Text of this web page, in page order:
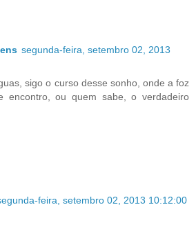
segunda-feira, setembro 02, 2013
sigo o curso desse sonho, onde a foz
encontro, ou quem sabe, o verdadeiro
feira, setembro 02, 2013 10:12:00